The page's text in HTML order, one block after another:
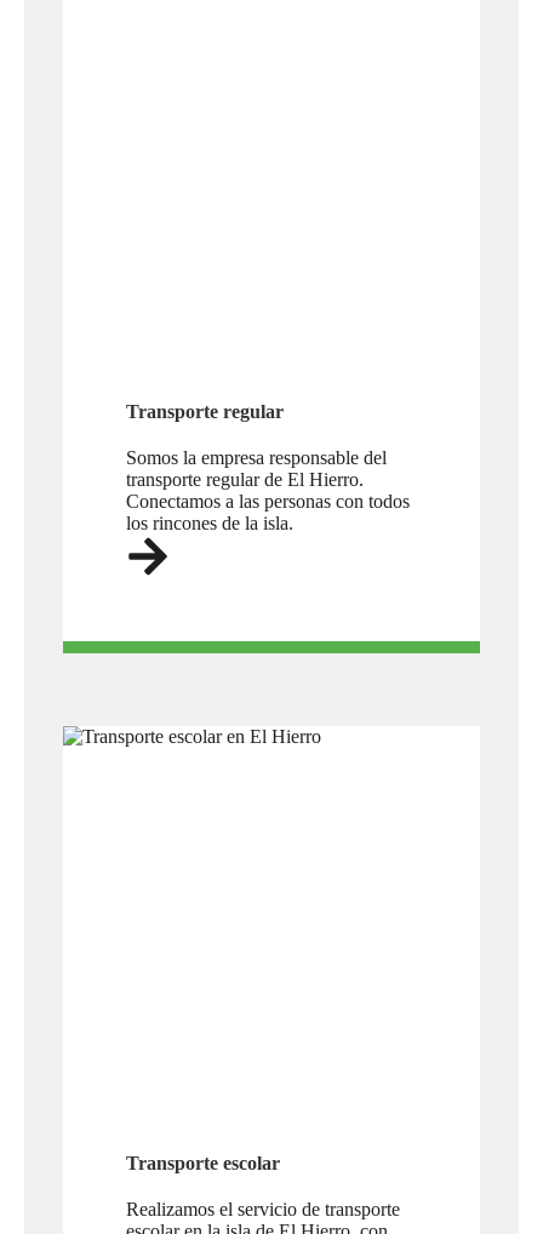
Transporte regular
Somos la empresa responsable del
transporte regular de El Hierro.
Conectamos a las personas con todos
los rincones de la isla.
Transporte escolar
Realizamos el servicio de transporte